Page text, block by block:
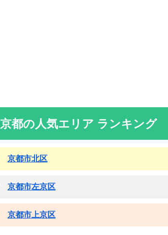
京都の人気エリア ランキング
京都市北区
京都市左京区
京都市上京区